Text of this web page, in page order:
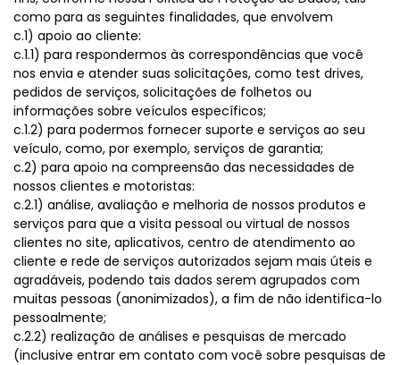
como para as seguintes finalidades, que envolvem
c.1) apoio ao cliente:
c.1.1) para respondermos às correspondências que você
nos envia e atender suas solicitações, como test drives,
pedidos de serviços, solicitações de folhetos ou
informações sobre veículos específicos;
c.1.2) para podermos fornecer suporte e serviços ao seu
veículo, como, por exemplo, serviços de garantia;
c.2) para apoio na compreensão das necessidades de
nossos clientes e motoristas:
c.2.1) análise, avaliação e melhoria de nossos produtos e
serviços para que a visita pessoal ou virtual de nossos
clientes no site, aplicativos, centro de atendimento ao
cliente e rede de serviços autorizados sejam mais úteis e
agradáveis, podendo tais dados serem agrupados com
muitas pessoas (anonimizados), a fim de não identifica-lo
pessoalmente;
c.2.2) realização de análises e pesquisas de mercado
(inclusive entrar em contato com você sobre pesquisas de